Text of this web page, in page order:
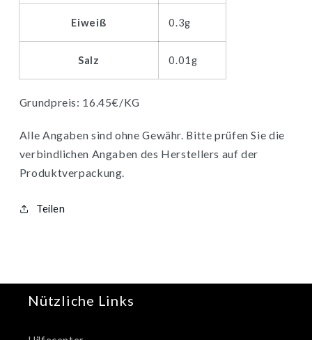
Eiweiß 0.3g
Salz 0.01g
Grundpreis: 16.45€/KG
Alle Angaben sind ohne Gewähr. Bitte prüfen Sie die
verbindlichen Angaben des Herstellers auf der
Produktverpackung.
Teilen
Nützliche Links